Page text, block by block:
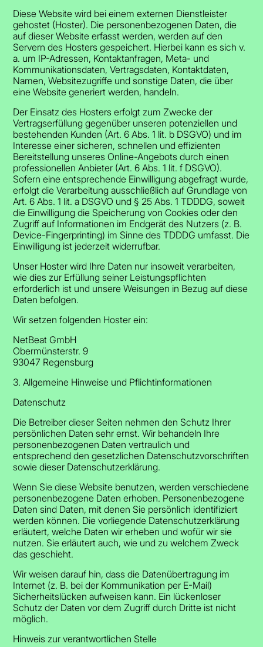
Diese Website wird bei einem externen Dienstleister
gehostet (Hoster). Die personenbezogenen Daten, die
auf dieser Website erfasst werden, werden auf den
Servern des Hosters gespeichert. Hierbei kann es sich v.
a. um IP-Adressen, Kontaktanfragen, Meta- und
Kommunikationsdaten, Vertragsdaten, Kontaktdaten,
Namen, Websitezugriffe und sonstige Daten, die über
eine Website generiert werden, handeln.
Der Einsatz des Hosters erfolgt zum Zwecke der
Vertragserfüllung gegenüber unseren potenziellen und
bestehenden Kunden (Art. 6 Abs. 1 lit. b DSGVO) und im
Interesse einer sicheren, schnellen und effizienten
Bereitstellung unseres Online-Angebots durch einen
professionellen Anbieter (Art. 6 Abs. 1 lit. f DSGVO).
Sofern eine entsprechende Einwilligung abgefragt wurde,
erfolgt die Verarbeitung ausschließlich auf Grundlage von
Art. 6 Abs. 1 lit. a DSGVO und § 25 Abs. 1 TDDDG, soweit
die Einwilligung die Speicherung von Cookies oder den
Zugriff auf Informationen im Endgerät des Nutzers (z. B.
Device-Fingerprinting) im Sinne des TDDDG umfasst. Die
Einwilligung ist jederzeit widerrufbar.
Unser Hoster wird Ihre Daten nur insoweit verarbeiten,
wie dies zur Erfüllung seiner Leistungspflichten
erforderlich ist und unsere Weisungen in Bezug auf diese
Daten befolgen.
Wir setzen folgenden Hoster ein:
NetBeat GmbH
Obermünsterstr. 9
93047 Regensburg
3. Allgemeine Hinweise und Pflicht­informationen
Datenschutz
Die Betreiber dieser Seiten nehmen den Schutz Ihrer
persönlichen Daten sehr ernst. Wir behandeln Ihre
personenbezogenen Daten vertraulich und
entsprechend den gesetzlichen Datenschutzvorschriften
sowie dieser Datenschutzerklärung.
Wenn Sie diese Website benutzen, werden verschiedene
personenbezogene Daten erhoben. Personenbezogene
Daten sind Daten, mit denen Sie persönlich identifiziert
werden können. Die vorliegende Datenschutzerklärung
erläutert, welche Daten wir erheben und wofür wir sie
nutzen. Sie erläutert auch, wie und zu welchem Zweck
das geschieht.
Wir weisen darauf hin, dass die Datenübertragung im
Internet (z. B. bei der Kommunikation per E-Mail)
Sicherheitslücken aufweisen kann. Ein lückenloser
Schutz der Daten vor dem Zugriff durch Dritte ist nicht
möglich.
Hinweis zur verantwortlichen Stelle